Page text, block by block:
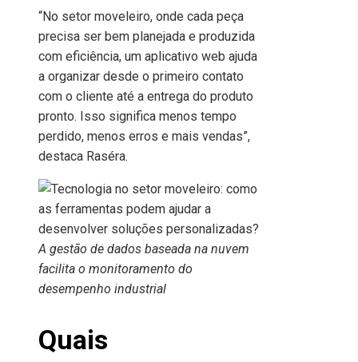
“No setor moveleiro, onde cada peça
precisa ser bem planejada e produzida
com eficiência, um aplicativo web ajuda
a organizar desde o primeiro contato
com o cliente até a entrega do produto
pronto. Isso significa menos tempo
perdido, menos erros e mais vendas”,
destaca Raséra.
A gestão de dados baseada na nuvem
facilita o monitoramento do
desempenho industrial
Quais